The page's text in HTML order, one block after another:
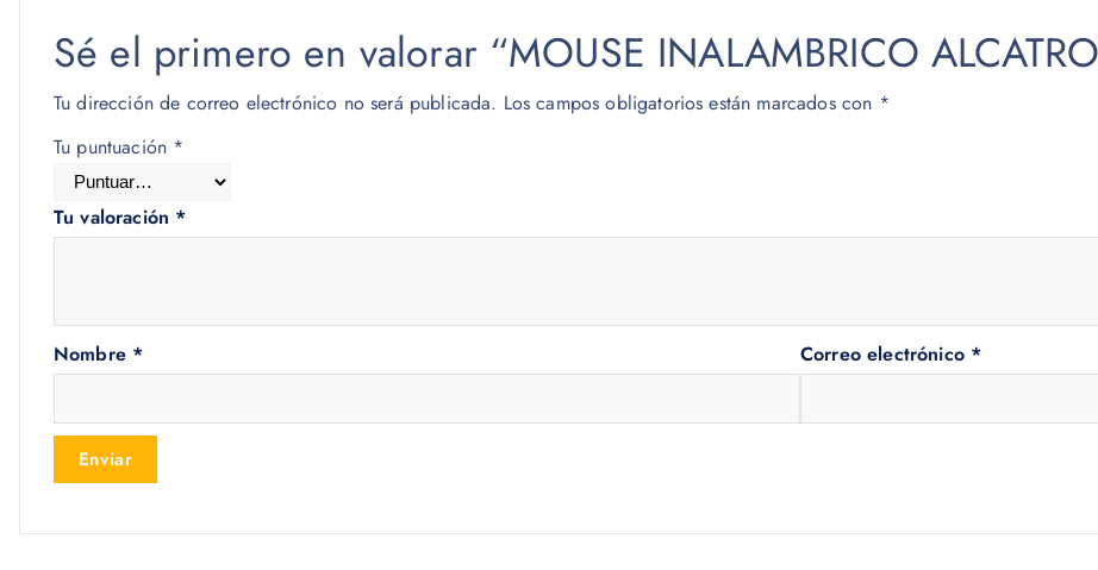
Sé el primero en valorar “MOUSE INALAMBRICO
Tu dirección de correo electrónico no será publicada. Los campos obligatorios están marcados con *
Tu puntuación *
Tu valoración *
Nombre * Correo electrónico *